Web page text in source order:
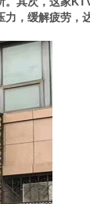
，缓解疲劳，